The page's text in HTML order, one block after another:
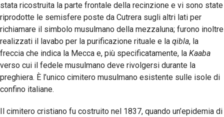
stata ricostruita la parte frontale della recinzione e vi sono state
riprodotte le semisfere poste da Cutrera sugli altri lati per
richiamare il simbolo musulmano della mezzaluna; furono inoltre
realizzati il lavabo per la purificazione rituale e la qibla, la
freccia che indica la Mecca e, più specificatamente, la Kaaba
verso cui il fedele musulmano deve rivolgersi durante la
preghiera. È l’unico cimitero musulmano esistente sulle isole di
confino italiane.
Il cimitero cristiano fu costruito nel 1837, quando un’epidemia di